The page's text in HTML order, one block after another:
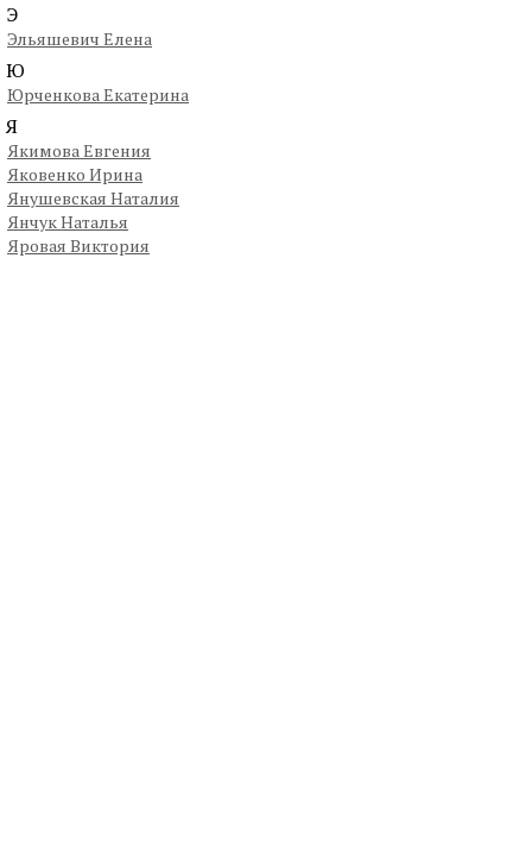
Э
Эльяшевич Елена
Ю
Юрченкова Екатерина
Я
Якимова Евгения
Яковенко Ирина
Янушевская Наталия
Янчук Наталья
Яровая Виктория